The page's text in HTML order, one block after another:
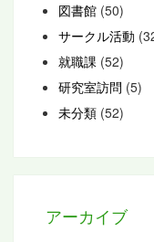
図書館 (50)
サークル活動
就職課 (52)
研究室訪問 (5)
未分類 (52)
アーカイブ